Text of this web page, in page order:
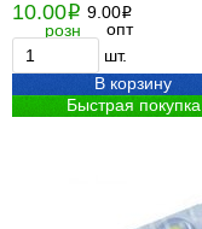
10.00i
розн
9.00i
опт
шт.
В корзину
Быстрая покупка